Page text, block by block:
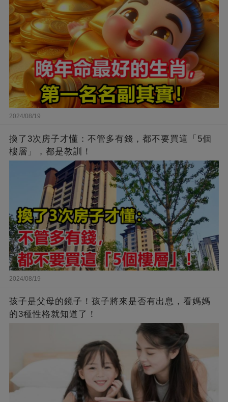
2024/08/19
換了3次房子才懂：不管多有錢，都不要買這「5個
樓層」，都是教訓！
2024/08/19
孩子是父母的鏡子！孩子將來是否有出息，看媽媽
的3種性格就知道了！